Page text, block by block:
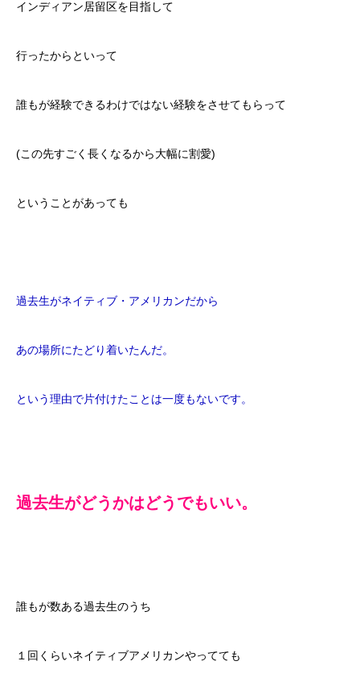
インディアン居留区を目指して
行ったからといって
誰もが経験できるわけではない経験をさせてもらって
(この先すごく長くなるから大幅に割愛)
ということがあっても
過去生がネイティブ・アメリカンだから
あの場所にたどり着いたんだ。
という理由で片付けたことは一度もないです。
過去生がどうかはどうでもいい。
誰もが数ある過去生のうち
１回くらいネイティブアメリカンやってても